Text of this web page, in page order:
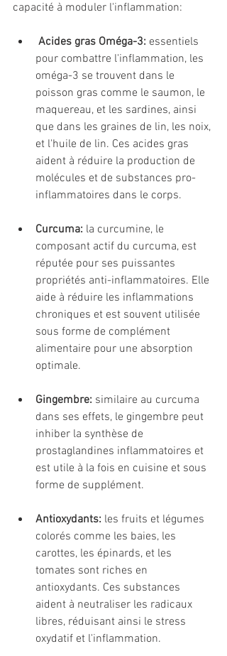
capacité à moduler l'inflammation:
Acides gras Oméga-3: essentiels
pour combattre l'inflammation, les
oméga-3 se trouvent dans le
poisson gras comme le saumon, le
maquereau, et les sardines, ainsi
que dans les graines de lin, les noix,
et l'huile de lin. Ces acides gras
aident à réduire la production de
molécules et de substances pro-
inflammatoires dans le corps.
Curcuma: la curcumine, le
composant actif du curcuma, est
réputée pour ses puissantes
propriétés anti-inflammatoires. Elle
aide à réduire les inflammations
chroniques et est souvent utilisée
sous forme de complément
alimentaire pour une absorption
optimale.
Gingembre: similaire au curcuma
dans ses effets, le gingembre peut
inhiber la synthèse de
prostaglandines inflammatoires et
est utile à la fois en cuisine et sous
forme de supplément.
Antioxydants: les fruits et légumes
colorés comme les baies, les
carottes, les épinards, et les
tomates sont riches en
antioxydants. Ces substances
aident à neutraliser les radicaux
libres, réduisant ainsi le stress
oxydatif et l'inflammation.